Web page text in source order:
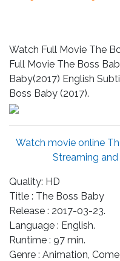
uns
Fotos,
Events
Videos
Referenzen
Blog
Jobs
Partner/Links
Watch Full Movie The
Full Movie The Boss
Baby(2017) English
Boss Baby (2017).
Watch movie online
Streaming
Quality: HD
Title : The Boss Baby
Release : 2017-03-23.
Language : English.
Runtime : 97 min.
Genre : Animation,